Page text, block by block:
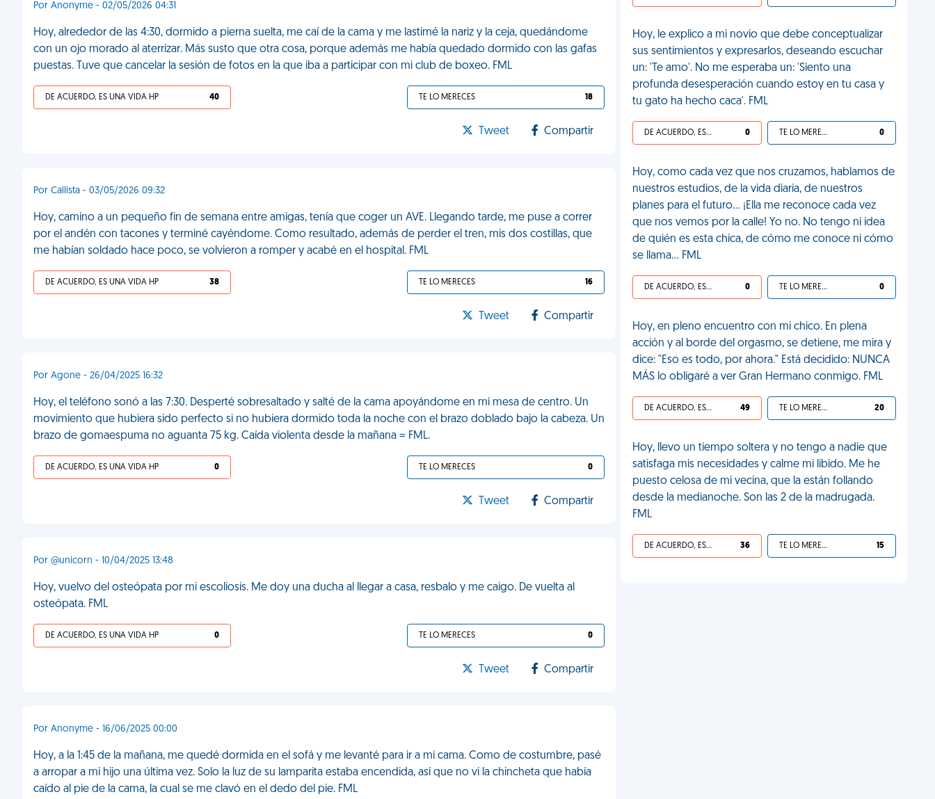
Por Anonyme - 02/05/2026 04:31
Hoy, alrededor de las 4:30, dormido a pierna suelta, me caí de la cama y me lastimé la nariz y la ceja, quedándome
con un ojo morado al aterrizar. Más susto que otra cosa, porque además me había quedado dormido con las gafas
puestas. Tuve que cancelar la sesión de fotos en la que iba a participar con mi club de boxeo. FML
DE ACUERDO, ES UNA VIDA HP 40 TE LO MERECES 18
Tweet Compartir
Por Callista - 03/05/2026 09:32
Hoy, camino a un pequeño fin de semana entre amigas, tenía que coger un AVE. Llegando tarde, me puse a correr
por el andén con tacones y terminé cayéndome. Como resultado, además de perder el tren, mis dos costillas, que
me habían soldado hace poco, se volvieron a romper y acabé en el hospital. FML
DE ACUERDO, ES UNA VIDA HP 38 TE LO MERECES 16
Tweet Compartir
Por Agone - 26/04/2025 16:32
Hoy, el teléfono sonó a las 7:30. Desperté sobresaltado y salté de la cama apoyándome en mi mesa de centro. Un
movimiento que hubiera sido perfecto si no hubiera dormido toda la noche con el brazo doblado bajo la cabeza. Un
brazo de gomaespuma no aguanta 75 kg. Caída violenta desde la mañana = FML.
DE ACUERDO, ES UNA VIDA HP 0 TE LO MERECES 0
Tweet Compartir
Por @unicorn - 10/04/2025 13:48
Hoy, vuelvo del osteópata por mi escoliosis. Me doy una ducha al llegar a casa, resbalo y me caigo. De vuelta al
osteópata. FML
DE ACUERDO, ES UNA VIDA HP 0 TE LO MERECES 0
Tweet Compartir
Por Anonyme - 16/06/2025 00:00
Hoy, a la 1:45 de la mañana, me quedé dormida en el sofá y me levanté para ir a mi cama. Como de costumbre, pasé
a arropar a mi hijo una última vez. Solo la luz de su lamparita estaba encendida, así que no vi la chincheta que había
caído al pie de la cama, la cual se me clavó en el dedo del pie. FML
Hoy, le explico a mi novio que debe conceptualizar
sus sentimientos y expresarlos, deseando escuchar
un: 'Te amo'. No me esperaba un: 'Siento una
profunda desesperación cuando estoy en tu casa y
tu gato ha hecho caca'. FML
DE ACUERDO, ES UNA VIDA HP 0 TE LO MERECES 0
Hoy, como cada vez que nos cruzamos, hablamos de
nuestros estudios, de la vida diaria, de nuestros
planes para el futuro... ¡Ella me reconoce cada vez
que nos vemos por la calle! Yo no. No tengo ni idea
de quién es esta chica, de cómo me conoce ni cómo
se llama... FML
DE ACUERDO, ES UNA VIDA HP 0 TE LO MERECES 0
Hoy, en pleno encuentro con mi chico. En plena
acción y al borde del orgasmo, se detiene, me mira y
dice: "Eso es todo, por ahora." Está decidido: NUNCA
MÁS lo obligaré a ver Gran Hermano conmigo. FML
DE ACUERDO, ES UNA VIDA HP 49 TE LO MERECES 20
Hoy, llevo un tiempo soltera y no tengo a nadie que
satisfaga mis necesidades y calme mi libido. Me he
puesto celosa de mi vecina, que la están follando
desde la medianoche. Son las 2 de la madrugada.
FML
DE ACUERDO, ES UNA VIDA HP 36 TE LO MERECES 15